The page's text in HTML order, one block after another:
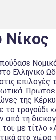
Νίκος
Ελληνικό
επιλογές
της
τραγούδι
τη
με τίτλο
στο χώρο